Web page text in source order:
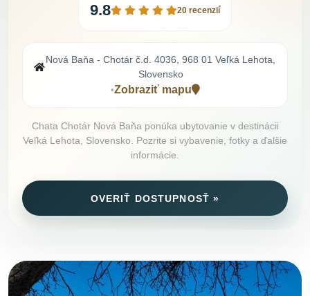
9.8 20 recenzií
Nová Baňa - Chotár č.d. 4036, 968 01 Veľká Lehota,
Slovensko
•Zobraziť mapu
Chata Chotár Nová Baňa ponúka ubytovanie v destinácii
Veľká Lehota, Slovensko. Pozrite si vybavenie, fotky a ďalšie
informácie.
OVERIŤ DOSTUPNOSŤ »